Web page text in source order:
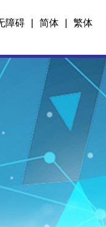
繁体
简体
障碍